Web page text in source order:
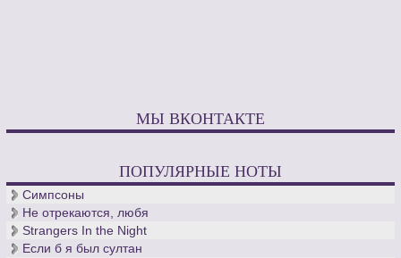
МЫ ВКОНТАКТЕ
ПОПУЛЯРНЫЕ НОТЫ
Симпсоны
Не отрекаются, любя
Strangers In the Night
Если б я был султан